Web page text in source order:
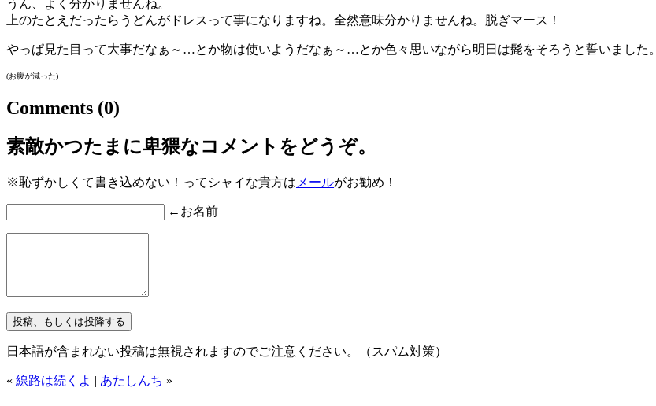
うん、よく分かりませんね。
上のたとえだったらうどんがドレスって事になりますね。全然意味分かりませんね。脱ぎマース！
やっぱ見た目って大事だなぁ～…とか物は使いようだなぁ～…とか色々思いながら明日は髭をそろうと誓いました。
(お腹が減った)
Comments (0)
素敵かつたまに卑猥なコメントをどうぞ。
※恥ずかしくて書き込めない！ってシャイな貴方は メールがお勧め！
←お名前
日本語が含まれない投稿は無視されますのでご注意ください。（スパム対策）
« 線路は続くよ | あたしんち »